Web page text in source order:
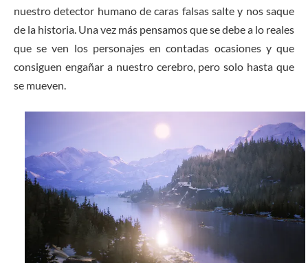
nuestro detector humano de caras falsas salte y nos saque
de la historia. Una vez más pensamos que se debe a lo reales
que se ven los personajes en contadas ocasiones y que
consiguen engañar a nuestro cerebro, pero solo hasta que
se mueven.